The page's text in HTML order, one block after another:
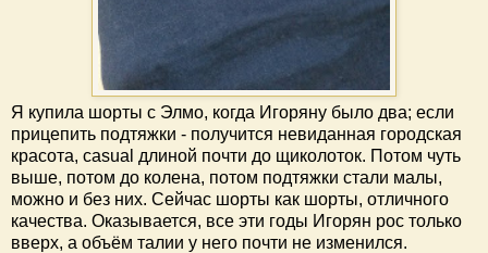
Я купила шорты с Элмо, когда Игоряну было два; если
прицепить подтяжки - получится невиданная городская
красота, casual длиной почти до щиколоток. Потом чуть
выше, потом до колена, потом подтяжки стали малы,
можно и без них. Сейчас шорты как шорты, отличного
качества. Оказывается, все эти годы Игорян рос только
вверх, а объём талии у него почти не изменился.